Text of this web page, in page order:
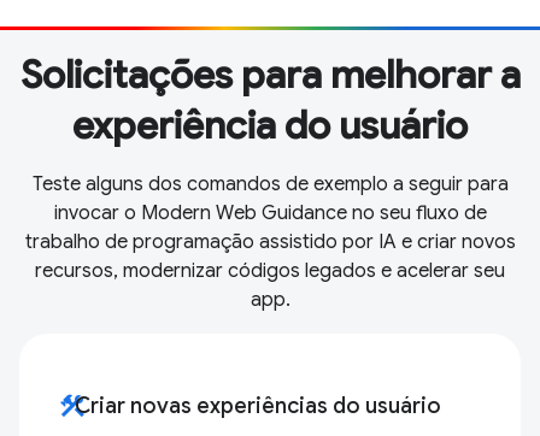
Solicitações para melhorar a
experiência do usuário
Teste alguns dos comandos de exemplo a seguir para
invocar o Modern Web Guidance no seu fluxo de
trabalho de programação assistido por IA e criar novos
recursos, modernizar códigos legados e acelerar seu
app.
constructionCriar novas experiências do usuário